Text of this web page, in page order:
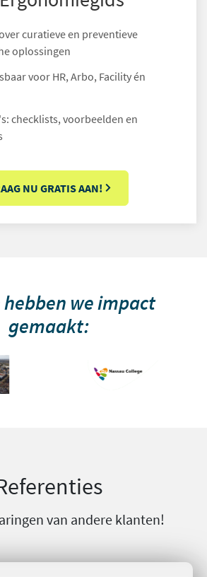
curatieve en preventieve
oplossingen
voor HR, Arbo, Facility én
checklists, voorbeelden en
NU GRATIS AAN!
hebben we impact
gemaakt:
van andere klanten!